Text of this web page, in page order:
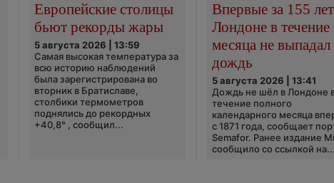
Европейские столицы
бьют рекорды жары
5 августа 2026 | 13:59
Самая высокая температура за
всю историю наблюдений
была зарегистрирована во
вторник в Братиславе,
столбики термометров
поднялись до рекордных
+40,8° , сообщил...
Впервые за 155
Лондоне в течение
месяца не выпадал
дождь
5 августа 2026 | 13:41
Дождь не шёл в Лондоне
течение полного
календарного месяца
с 1871 года, сообщает
Semafor. Ранее издание
сообщило со ссылкой на...